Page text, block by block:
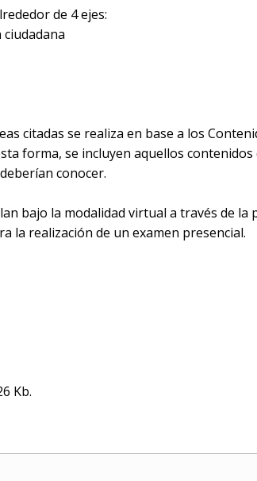
de 4 ejes:
citadas se realiza en base a los
forma, se incluyen aquellos
conocer.
bajo la modalidad virtual a través de la
la realización de un examen presencial.
Kb.